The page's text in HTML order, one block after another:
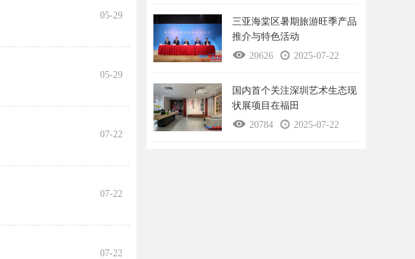
05-29
05-29
07-22
07-22
07-22
三亚海棠区暑期旅游旺季产品
推介与特色活动
20626
2025-07-22
国内首个关注深圳艺术生态现
状展项目在福田
20784
2025-07-22